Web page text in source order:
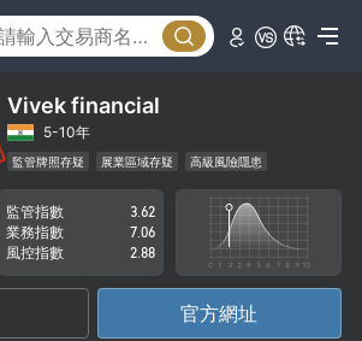
Vivek financial
5-10年
監管牌照存疑 展業區域存疑 高級風險隱患
監管指數
3.62
業務指數
7.06
風控指數
2.88
官方網址